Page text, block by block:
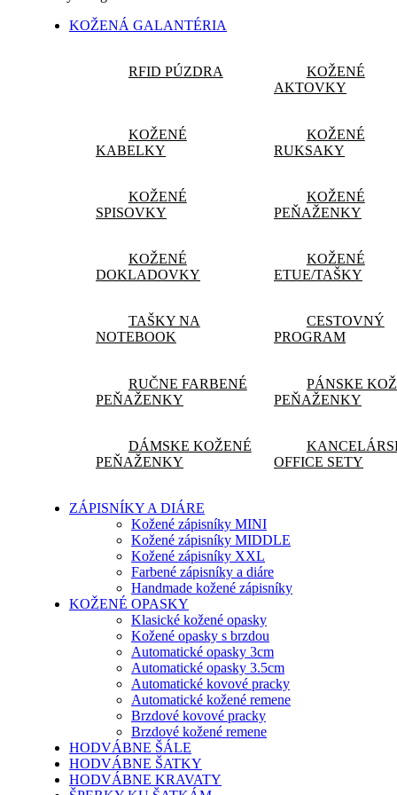
KOŽENÁ GALANTÉRIA
RFID PÚZDRA
KOŽENÉ
AKTOVKY
KOŽENÉ
KABELKY
KOŽENÉ
RUKSAKY
KOŽENÉ
SPISOVKY
KOŽENÉ
PEŇAŽENKY
KOŽENÉ
DOKLADOVKY
KOŽENÉ
ETUE/TAŠKY
TAŠKY NA
NOTEBOOK
CESTOVNÝ
PROGRAM
RUČNE FARBENÉ
PEŇAŽENKY
PÁNSKE
PEŇAŽENKY
DÁMSKE KOŽENÉ
PEŇAŽENKY
OFFICE SETY
ZÁPISNÍKY A DIÁRE
Kožené zápisníky MINI
Kožené zápisníky MIDDLE
Kožené zápisníky XXL
Farbené zápisníky a diáre
Handmade kožené zápisníky
KOŽENÉ OPASKY
Klasické kožené opasky
Kožené opasky s brzdou
Automatické opasky 3cm
Automatické opasky 3.5cm
Automatické kovové pracky
Automatické kožené remene
Brzdové kovové pracky
Brzdové kožené remene
HODVÁBNE ŠÁLE
HODVÁBNE ŠATKY
HODVÁBNE KRAVATY